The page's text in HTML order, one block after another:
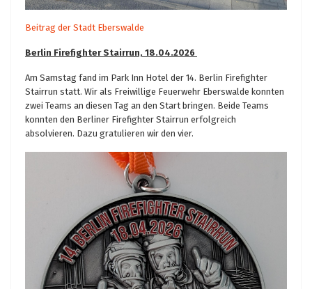
Beitrag der Stadt Eberswalde
Berlin Firefighter Stairrun, 18.04.2026
Am Samstag fand im Park Inn Hotel der 14. Berlin Firefighter
Stairrun statt. Wir als Freiwillige Feuerwehr Eberswalde konnten
zwei Teams an diesen Tag an den Start bringen. Beide Teams
konnten den Berliner Firefighter Stairrun erfolgreich
absolvieren. Dazu gratulieren wir den vier.